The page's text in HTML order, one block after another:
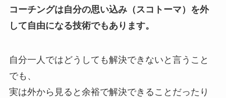
コーチングは自分の思い込み（スコトーマ）を外
して自由になる技術でもあります。
自分一人ではどうしても解決できないと言うこと
でも、
実は外から見ると余裕で解決できることだったり